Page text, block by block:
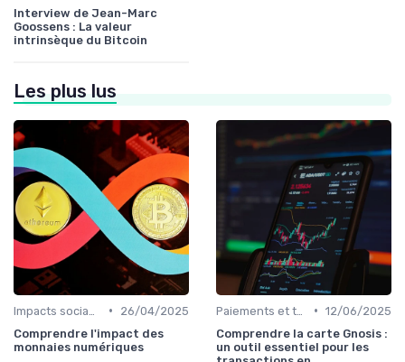
Interview de Jean-Marc
Goossens : La valeur
intrinsèque du Bitcoin
Les plus lus
•
26/04/2025
Comprendre l'impact des
monnaies numériques
• 12/06/2025
Comprendre la carte Gnosis :
un outil essentiel pour les